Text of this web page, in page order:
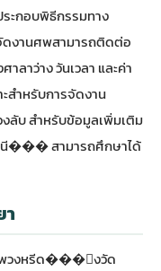
ะกอบพิธีกรรมทาง
งานศพสามารถติดต่อ
ลาว่าง วันเวลา และค่า
สำหรับการจัดงาน
ลับ สำหรับข้อมูลเพิ่มเติม
นี��� สามารถศึกษาได้
พวงหรีด���ึงวัด